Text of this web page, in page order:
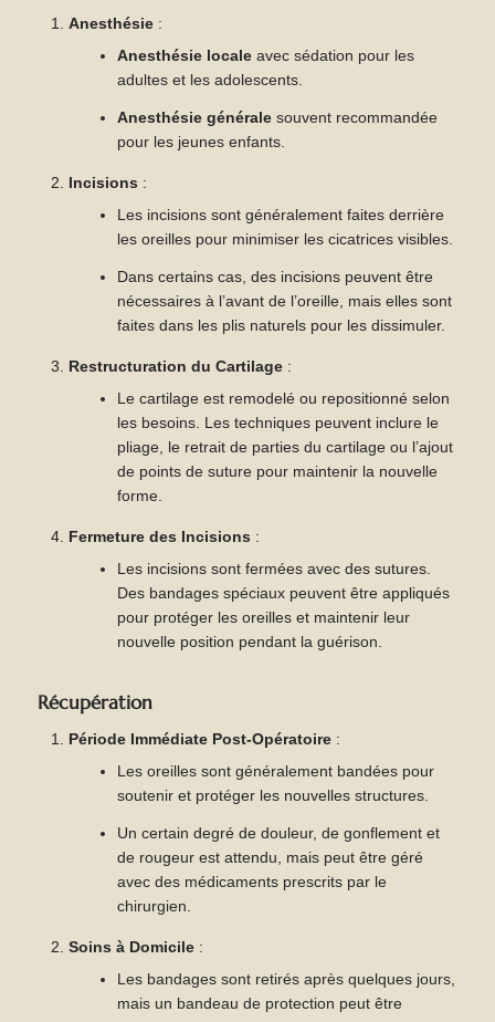
Anesthésie :
Anesthésie locale avec sédation pour les
adultes et les adolescents.
Anesthésie générale souvent recommandée
pour les jeunes enfants.
Incisions :
Les incisions sont généralement faites derrière
les oreilles pour minimiser les cicatrices visibles.
Dans certains cas, des incisions peuvent être
nécessaires à l’avant de l’oreille, mais elles sont
faites dans les plis naturels pour les dissimuler.
Restructuration du Cartilage :
Le cartilage est remodelé ou repositionné selon
les besoins. Les techniques peuvent inclure le
pliage, le retrait de parties du cartilage ou l’ajout
de points de suture pour maintenir la nouvelle
forme.
Fermeture des Incisions :
Les incisions sont fermées avec des sutures.
Des bandages spéciaux peuvent être appliqués
pour protéger les oreilles et maintenir leur
nouvelle position pendant la guérison.
Récupération
Période Immédiate Post-Opératoire :
Les oreilles sont généralement bandées pour
soutenir et protéger les nouvelles structures.
Un certain degré de douleur, de gonflement et
de rougeur est attendu, mais peut être géré
avec des médicaments prescrits par le
chirurgien.
Soins à Domicile :
Les bandages sont retirés après quelques jours,
mais un bandeau de protection peut être